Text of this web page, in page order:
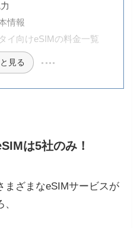
情報
イ向けeSIMの料金一覧
見る
は5社のみ！
まざまなeSIMサービスが